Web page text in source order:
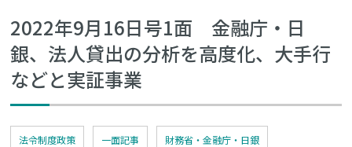
2022年9月16日号1面 金融庁・日
銀、法人貸出の分析を高度化、大手行
などと実証事業
法令制度政策 一面記事 財務省・金融庁・日銀